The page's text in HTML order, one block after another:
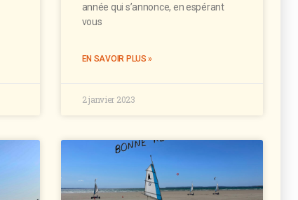
année qui s’annonce, en espérant
vous
EN SAVOIR PLUS »
2 janvier 2023